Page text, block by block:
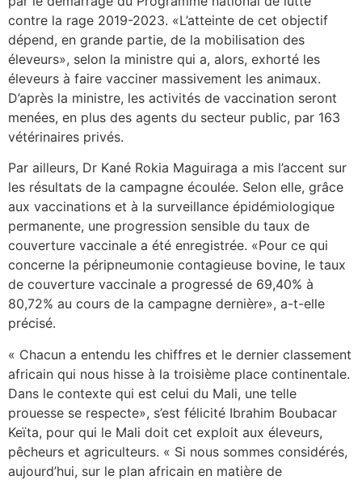
contre la rage 2019-2023. «L’atteinte de cet objectif
dépend, en grande partie, de la mobilisation des
éleveurs», selon la ministre qui a, alors, exhorté les
éleveurs à faire vacciner massivement les animaux.
D’après la ministre, les activités de vaccination seront
menées, en plus des agents du secteur public, par 163
vétérinaires privés.
Par ailleurs, Dr Kané Rokia Maguiraga a mis l’accent sur
les résultats de la campagne écoulée. Selon elle, grâce
aux vaccinations et à la surveillance épidémiologique
permanente, une progression sensible du taux de
couverture vaccinale a été enregistrée. «Pour ce qui
concerne la péripneumonie contagieuse bovine, le taux
de couverture vaccinale a progressé de 69,40% à
80,72% au cours de la campagne dernière», a-t-elle
précisé.
« Chacun a entendu les chiffres et le dernier classement
africain qui nous hisse à la troisième place continentale.
Dans le contexte qui est celui du Mali, une telle
prouesse se respecte», s’est félicité Ibrahim Boubacar
Keïta, pour qui le Mali doit cet exploit aux éleveurs,
pêcheurs et agriculteurs. « Si nous sommes considérés,
aujourd’hui, sur le plan africain en matière de